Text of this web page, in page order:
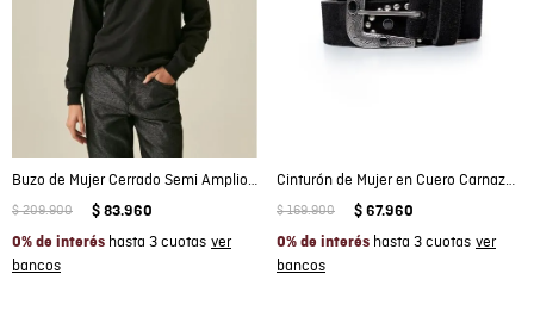
Buzo de Mujer Cerrado Semi Amplio con Bordado Floral Tono a Tono en Mezcla de Algodón
$ 209.900 $ 83.960
0% de interés hasta 3 cuotas
Cinturón de Mujer en Cuero Carnaza con Hebilla XL Western y Remaches Texanos
$ 169.900 $ 67.960
0% de interés hasta 3 cuotas